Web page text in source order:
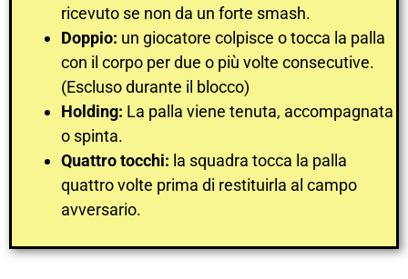
ricevuto se non da un forte smash.
Doppio: un giocatore colpisce o tocca la palla
con il corpo per due o più volte consecutive.
(Escluso durante il blocco)
Holding: La palla viene tenuta, accompagnata
o spinta.
Quattro tocchi: la squadra tocca la palla
quattro volte prima di restituirla al campo
avversario.